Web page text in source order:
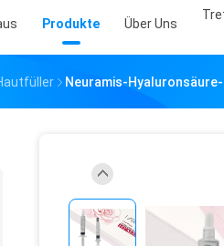
Produkte Über Uns
Neuramis-